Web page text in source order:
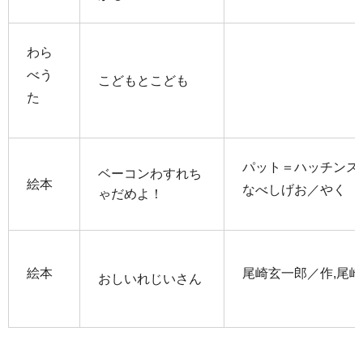
わら
べう
た
こどもとこども
絵本
ベーコンわすれち
ゃだめよ！
パット＝ハッチンス
なべしげお／やく
絵本 おしいれじいさん 尾崎玄一郎／作,尾